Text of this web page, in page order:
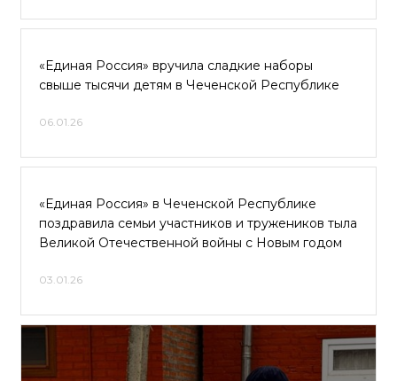
«Единая Россия» вручила сладкие наборы
свыше тысячи детям в Чеченской Республике
06.01.26
«Единая Россия» в Чеченской Республике
поздравила семьи участников и тружеников тыла
Великой Отечественной войны с Новым годом
03.01.26